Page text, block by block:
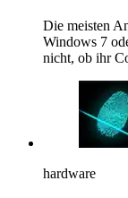
Die meisten
Windows 7
nicht, ob ihr
hardware